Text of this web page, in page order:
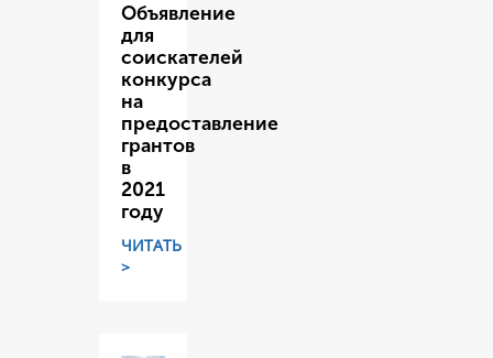
Объявление
для
соискателей
конкурса
на
предоставление
грантов
в
2021
году
ЧИТАТЬ
>